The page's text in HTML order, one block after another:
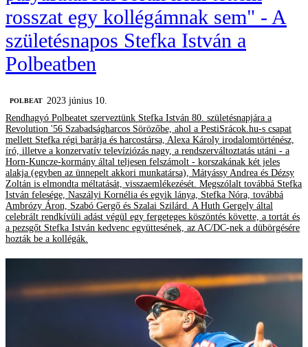
rosszat egy kollégámnak sem" - A
születésnapos Stefka István a
Polbeatben
‎POLBEAT
2023 június 10.
Rendhagyó Polbeatet szerveztünk Stefka István 80. születésnapjára a
Revolution '56 Szabadságharcos Sörözőbe, ahol a PestiSrácok.hu-s csapat
mellett Stefka régi barátja és harcostársa, Alexa Károly irodalomtörténész,
író, illetve a konzervatív televíziózás nagy, a rendszerváltoztatás utáni - a
Horn-Kuncze-kormány által teljesen felszámolt - korszakának két jeles
alakja (egyben az ünnepelt akkori munkatársa), Mátyássy Andrea és Dézsy
Zoltán is elmondta méltatását, visszaemlékezését. Megszólalt továbbá Stefka
István felesége, Naszályi Kornélia és egyik lánya, Stefka Nóra, továbbá
Ambrózy Áron, Szabó Gergő és Szalai Szilárd. A Huth Gergely által
celebrált rendkívüli adást végül egy fergeteges köszöntés követte, a tortát és
a pezsgőt Stefka István kedvenc együttesének, az AC/DC-nek a dübörgésére
hozták be a kollégák.